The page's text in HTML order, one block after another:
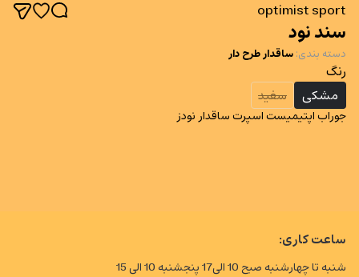
optimist sport
سند نود
دسته بندی: ساقدار طرح دار
رنگ
مشکی
سفید
جوراب اپتیمیست اسپرت ساقدار نودز
ساعت کاری:
شنبه تا چهارشنبه صبح 10 الی17 پنجشنبه 10 الی 15